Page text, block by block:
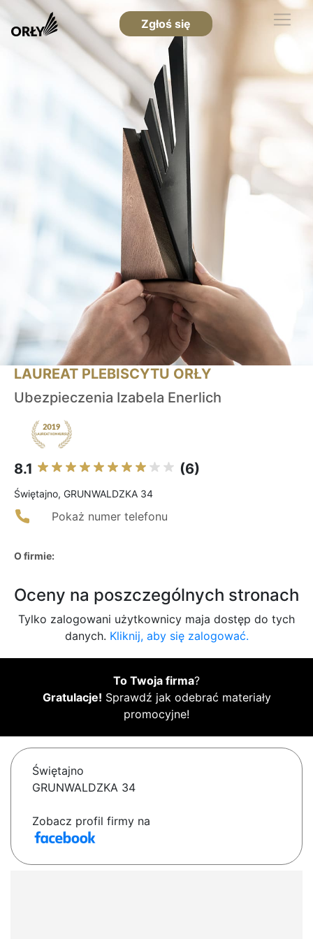
Zgłoś się
LAUREAT PLEBISCYTU ORŁY
Ubezpieczenia Izabela Enerlich
8.1 (6)
Świętajno, GRUNWALDZKA 34
Pokaż numer telefonu
O firmie:
Oceny na poszczególnych stronach
Tylko zalogowani użytkownicy maja dostęp do tych
danych. Kliknij, aby się zalogować.
To Twoja firma?
Gratulacje! Sprawdź jak odebrać materiały
promocyjne!
Świętajno
GRUNWALDZKA 34
Zobacz profil firmy na